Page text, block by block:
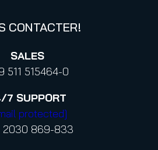
CONTACTER!
SALES
511 515464-0
7 SUPPORT
protected]
2030 869-833